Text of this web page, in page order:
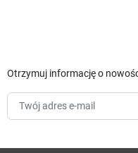
Otrzymuj informację o